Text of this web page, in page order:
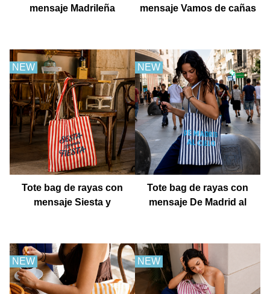
mensaje Madrileña
mensaje Vamos de cañas
NEW
Tote bag de rayas con
mensaje Siesta y
NEW
Tote bag de rayas con
mensaje De Madrid al
NEW NEW